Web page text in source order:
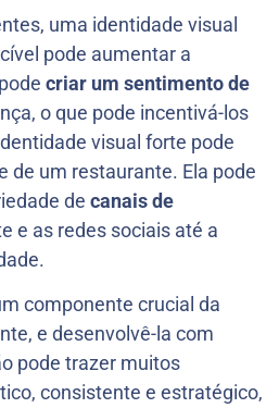
uma identidade visual
pode aumentar a
criar um sentimento de
o que pode incentivá-los
visual forte pode
de um restaurante. Ela pode
de canais de
e as redes sociais até a
componente crucial da
e desenvolvê-la com
pode trazer muitos
consistente e estratégico,